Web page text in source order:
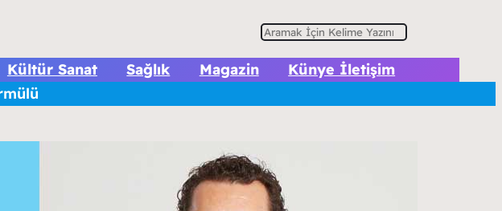
A
r
a
Kültür Sanat Sağlık Magazin
Künye İletişim